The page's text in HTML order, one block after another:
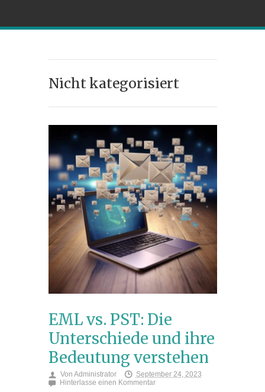
Nicht kategorisiert
EML vs. PST: Die
Unterschiede und ihre
Bedeutung verstehen
Von Administrator
September 24, 2023
Hinterlasse einen Kommentar